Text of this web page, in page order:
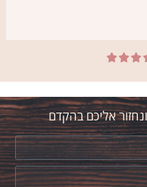
רובי
חברה. הזר יצא
ובזמן



אליכם בהקדם